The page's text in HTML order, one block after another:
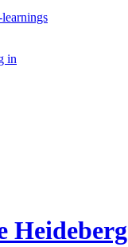
in
Heideberg